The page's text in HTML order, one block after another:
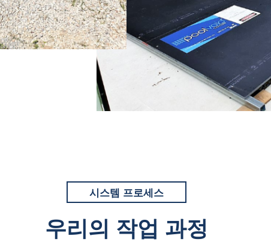
시스템 프로세스
우리의 작업 과정